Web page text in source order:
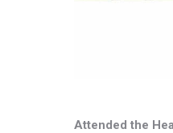
Attended the